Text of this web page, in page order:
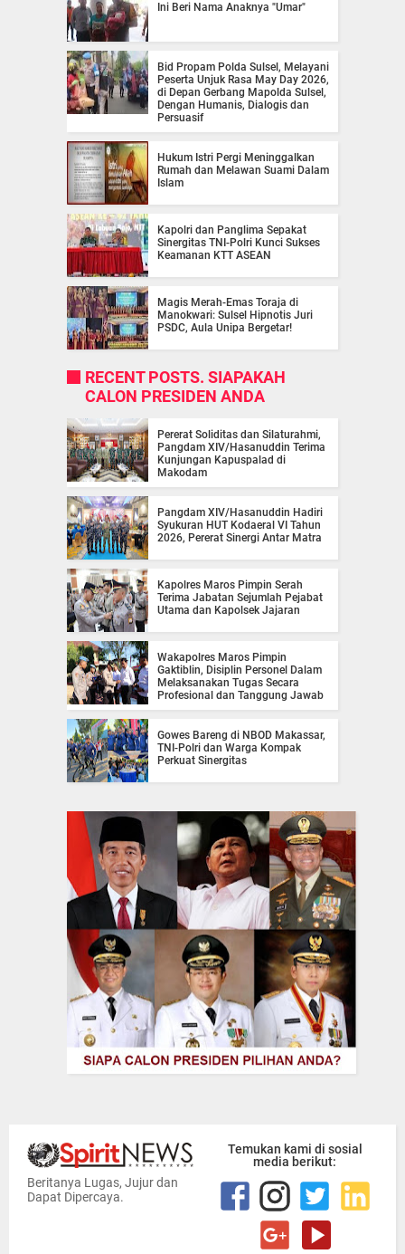
Ini Beri Nama Anaknya "Umar"
Bid Propam Polda Sulsel, Melayani
Peserta Unjuk Rasa May Day 2026,
di Depan Gerbang Mapolda Sulsel,
Dengan Humanis, Dialogis dan
Persuasif
Hukum Istri Pergi Meninggalkan
Rumah dan Melawan Suami Dalam
Islam
Kapolri dan Panglima Sepakat
Sinergitas TNI-Polri Kunci Sukses
Keamanan KTT ASEAN
Magis Merah-Emas Toraja di
Manokwari: Sulsel Hipnotis Juri
PSDC, Aula Unipa Bergetar!
RECENT POSTS. SIAPAKAH
CALON PRESIDEN ANDA
Pererat Soliditas dan Silaturahmi,
Pangdam XIV/Hasanuddin Terima
Kunjungan Kapuspalad di
Makodam
Pangdam XIV/Hasanuddin Hadiri
Syukuran HUT Kodaeral VI Tahun
2026, Pererat Sinergi Antar Matra
Kapolres Maros Pimpin Serah
Terima Jabatan Sejumlah Pejabat
Utama dan Kapolsek Jajaran
Wakapolres Maros Pimpin
Gaktiblin, Disiplin Personel Dalam
Melaksanakan Tugas Secara
Profesional dan Tanggung Jawab
Gowes Bareng di NBOD Makassar,
TNI-Polri dan Warga Kompak
Perkuat Sinergitas
Beritanya Lugas, Jujur dan
Dapat Dipercaya.
Temukan kami di sosial
media berikut: